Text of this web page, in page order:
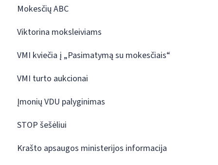
Mokesčių ABC
Viktorina moksleiviams
VMI kviečia į „Pasimatymą su mokesčiais“
VMI turto aukcionai
Įmonių VDU palyginimas
STOP šešėliui
Krašto apsaugos ministerijos informacija